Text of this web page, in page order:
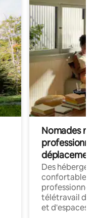
Nomades
déplacement
Des
confortables
professionnels
télétravail
et d'espaces